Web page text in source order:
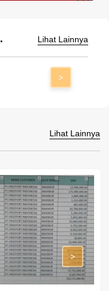
Lihat Lainnya
>
Lihat Lainnya
>